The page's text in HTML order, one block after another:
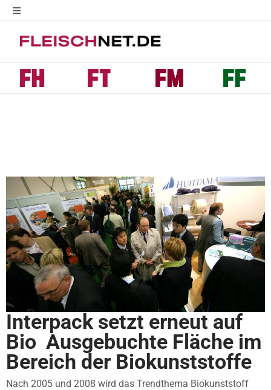
Interpack setzt erneut auf
Bio  Ausgebuchte Fläche im
Bereich der Biokunststoffe
Nach 2005 und 2008 wird das Trendthema Biokunststoff